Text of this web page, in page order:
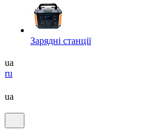
Зарядні станції
ua
ru
ua